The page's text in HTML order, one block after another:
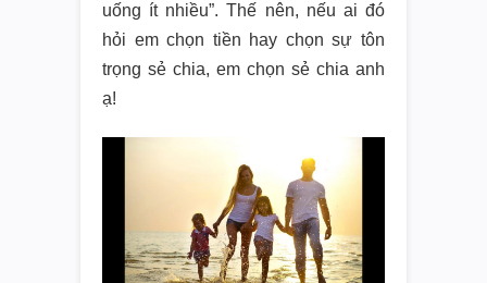
uống ít nhiều”. Thế nên, nếu ai đó
hỏi em chọn tiền hay chọn sự tôn
trọng sẻ chia, em chọn sẻ chia anh
ạ!